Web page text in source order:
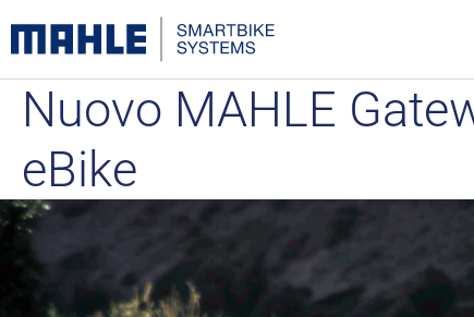
Nuovo MAHLE
eBike